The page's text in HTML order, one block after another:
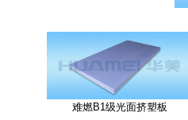
难燃B1级光面挤塑板